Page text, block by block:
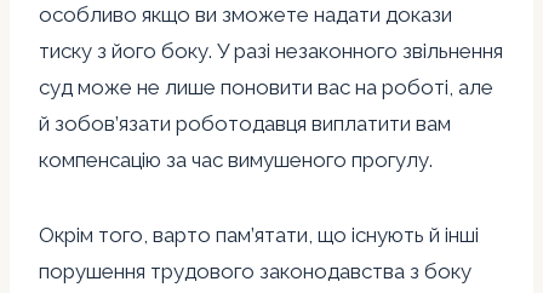
особливо якщо ви зможете надати докази
тиску з його боку. У разі незаконного звільнення
суд може не лише поновити вас на роботі, але
й зобов’язати роботодавця виплатити вам
компенсацію за час вимушеного прогулу.
Окрім того, варто пам’ятати, що існують й інші
порушення трудового законодавства з боку